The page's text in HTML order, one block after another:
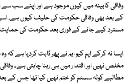
وفاقی کابینہ میں کیوں موجود ہے اور اپنے سب
کے بعد بھی وفاقی حکومت کی حلیف کیوں ہے، اسے
مسترد کیے جانے کے فوری بعد حکومت کی حمایت
ایسا نہ کرکے ایم کیو ایم نے پھر ثابت کردیا ہے کہ
مخلص نہیں اور اقتدار میں ہی رہنا چاہتی ہے۔
مطالبے کوٹہ سسٹم کو ختم نہیں کیا تھا جس کے